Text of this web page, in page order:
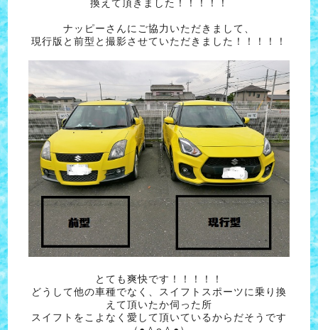
換えて頂きました！！！！！
ナッピーさんにご協力いただきまして、
現行版と前型と撮影させていただきました！！！！！
とても爽快です！！！！！
どうして他の車種でなく、スイフトスポーツに乗り換
えて頂いたか伺った所
スイフトをこよなく愛して頂いているからだそうです